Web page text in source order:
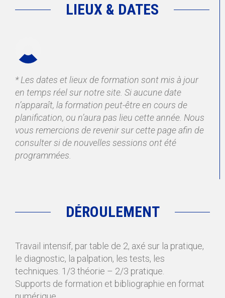
LIEUX & DATES
* Les dates et lieux de formation sont mis à jour
en temps réel sur notre site. Si aucune date
n’apparaît, la formation peut-être en cours de
planification, ou n’aura pas lieu cette année. Nous
vous remercions de revenir sur cette page afin de
consulter si de nouvelles sessions ont été
programmées.
DÉROULEMENT
Travail intensif, par table de 2, axé sur la pratique,
le diagnostic, la palpation, les tests, les
techniques. 1/3 théorie – 2/3 pratique.
Supports de formation et bibliographie en format